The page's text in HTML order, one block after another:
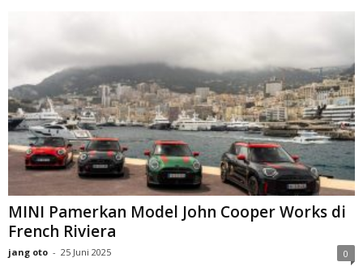
MINI Pamerkan Model John Cooper Works di
French Riviera
jang oto - 25 Juni 2025 0